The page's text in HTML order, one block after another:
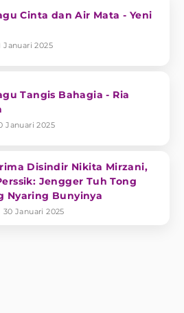
Cinta dan Air Mata - Yeni
Januari 2025
Tangis Bahagia - Ria
Januari 2025
Disindir Nikita Mirzani,
Jengger Tuh Tong
Nyaring Bunyinya
30 Januari 2025